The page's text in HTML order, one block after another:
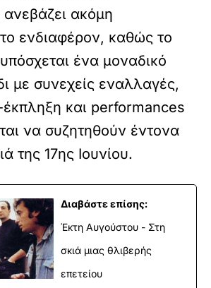
ακόμη
ενδιαφέρον, καθώς το
ένα μοναδικό
με συνεχείς εναλλαγές,
έκπληξη και performances
να συζητηθούν έντονα
της 17ης Ιουνίου.
Διαβάστε επίσης:
Έκτη Αυγούστου - Στη
σκιά μιας θλιβερής
επετείου